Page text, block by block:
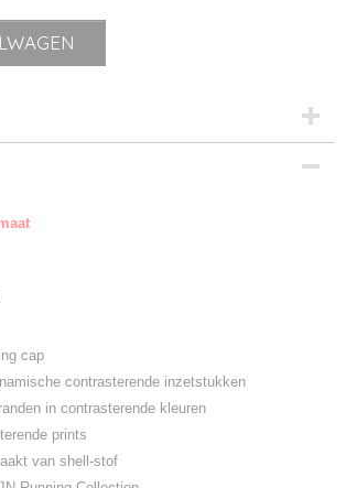
cap
contrasterende inzetstukken
in contrasterende kleuren
prints
van shell-stof